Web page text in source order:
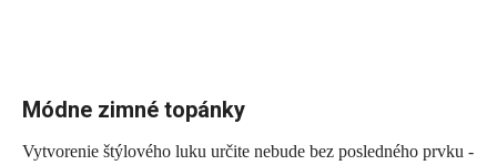
Módne zimné topánky
Vytvorenie štýlového luku určite nebude bez posledného prvku -